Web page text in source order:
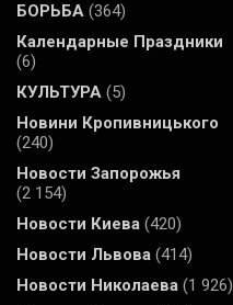
БОРЬБА (364)
Календарные Праздники
(6)
КУЛЬТУРА (5)
Новини Кропивницького
(240)
Новости Запорожья
(2 154)
Новости Киева (420)
Новости Львова (414)
Новости Николаева (1 926)